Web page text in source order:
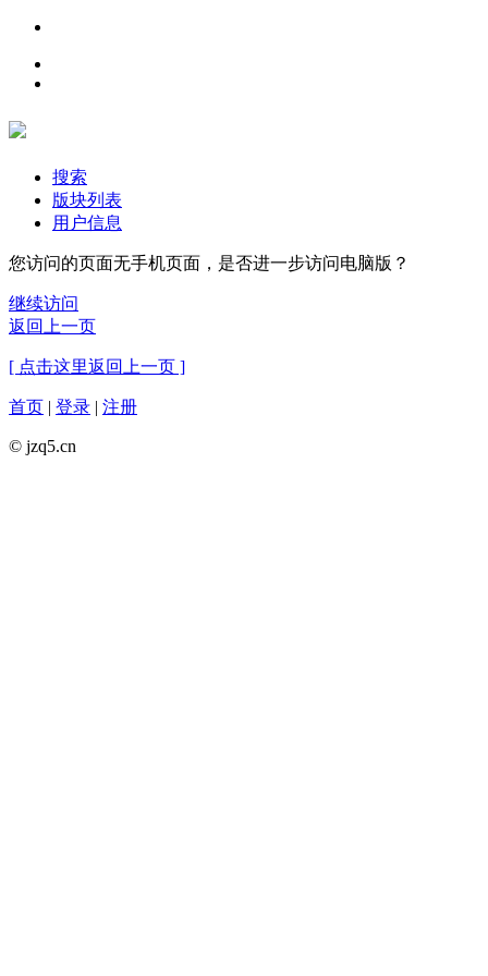
搜索
版块列表
用户信息
您访问的页面无手机页面，是否进一步访问电脑版？
继续访问
返回上一页
[ 点击这里返回上一页 ]
首页 | 登录 | 注册
© jzq5.cn